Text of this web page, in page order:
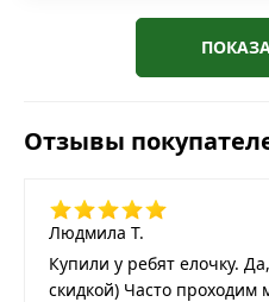
Отзывы
Людмила Т.
Купили у ребят елочку.
скидкой) Часто